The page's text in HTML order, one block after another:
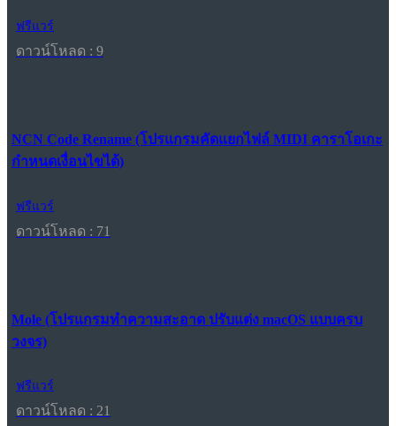
ฟรีแวร์
ดาวน์โหลด : 9
NCN Code Rename (โปรแกรมคัดแยกไฟล์ MIDI คาราโอเกะ
กำหนดเงื่อนไขได้)
ฟรีแวร์
ดาวน์โหลด : 71
Mole (โปรแกรมทำความสะอาด ปรับแต่ง macOS แบบครบ
วงจร)
ฟรีแวร์
ดาวน์โหลด : 21